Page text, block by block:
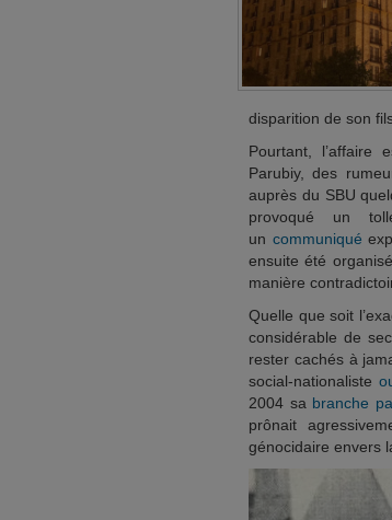
disparition de son
Pourtant, l’affaire
Parubiy, des
auprès du SBU
provoqué un
un communiqué
ensuite été
manière
Quelle que soit
considérable de
rester cachés à
social-nationaliste
2004 sa branche
prônait
génocidaire envers